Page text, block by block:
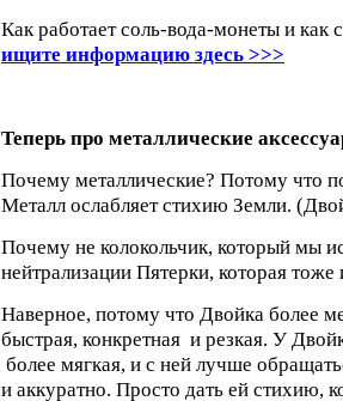
Как работает соль-вода-монеты и как
ищите информацию здесь >>>
Теперь про металлические
Почему металлические? Потому что
Металл ослабляет стихию Земли.
Почему не колокольчик, который мы
нейтрализации Пятерки, которая
Наверное, потому что Двойка более
быстрая, конкретная и резкая. У
более мягкая, и с ней лучше
и аккуратно. Просто дать ей стихию,